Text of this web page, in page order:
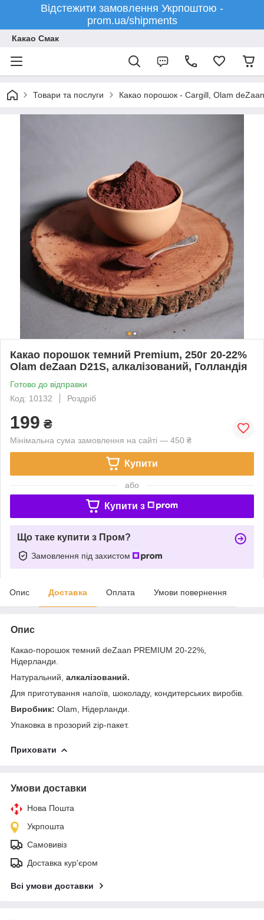
Відстежити замовлення Укрпоштою -
prom.ua/shipments
Какао Смак
Товари та послуги Какао порошок - Cargill, Olam deZaan
Какао порошок темний Premium, 250г 20-22%
Olam deZaan D21S, алкалізований, Голландія
Готово до відправки
Код: 10132
Роздріб
199 ₴
Мінімальна сума замовлення на сайті — 450 ₴
Купити
або
Купити з
Що таке купити з Пром?
Замовлення під захистом
Опис Доставка Оплата Умови повернення
Опис
Какао-порошок темний deZaan PREMIUM 20-22%,
Нідерланди.
Натуральний, алкалізований.
Для приготування напоїв, шоколаду, кондитерських виробів.
Виробник: Olam, Нідерланди.
Упаковка в прозорий zip-пакет.
Приховати
Умови доставки
Нова Пошта
Укрпошта
Самовивіз
Доставка кур'єром
Всі умови доставки